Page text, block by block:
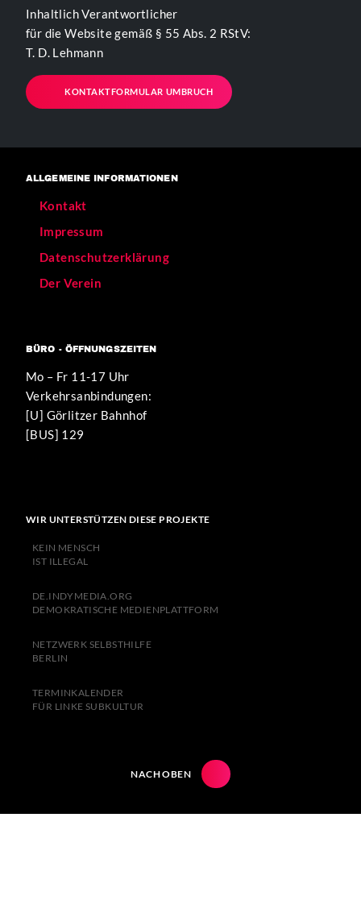
Inhaltlich Verantwortlicher
für die Website gemäß § 55 Abs. 2 RStV:
T. D. Lehmann
KONTAKTFORMULAR UMBRUCH
ALLGEMEINE INFORMATIONEN
Kontakt
Impressum
Datenschutzerklärung
Der Verein
BÜRO - ÖFFNUNGSZEITEN
Mo – Fr 11-17 Uhr
Verkehrsanbindungen:
[U] Görlitzer Bahnhof
[BUS] 129
WIR UNTERSTÜTZEN DIESE PROJEKTE
KEIN MENSCH
IST ILLEGAL
DE.INDYMEDIA.ORG
DEMOKRATISCHE MEDIENPLATTFORM
NETZWERK SELBSTHILFE
BERLIN
TERMINKALENDER
FÜR LINKE SUBKULTUR
NACH OBEN